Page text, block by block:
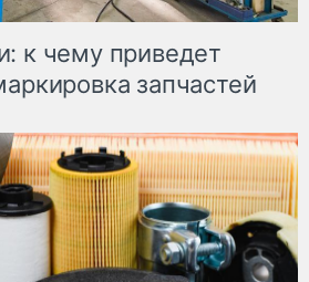
к чему приведет
запчастей